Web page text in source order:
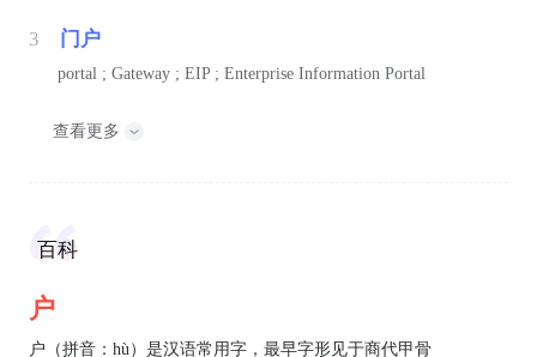
3 门户
portal ; Gateway ; EIP ; Enterprise Information Portal
查看更多
百科
户
户（拼音：hù）是汉语常用字，最早字形见于商代甲骨